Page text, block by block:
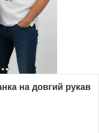
на довгий рукав